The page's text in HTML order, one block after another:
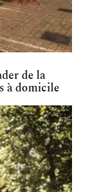
de la
à domicile